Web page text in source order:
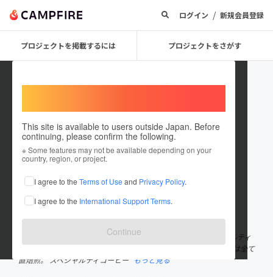
ログイン / 新規会員登録
プロジェクトを掲載するには プロジェクトをさがす
This site is available to users outside Japan. Before
continuing, please confirm the following.
※ Some features may not be available depending on your
country, region, or project.
I agree to the Terms of Use and Privacy Policy.
I agree to the International Support Terms.
Continue
Ayumu_iLevCOFFEE
これまでに2件のプロジェクトを投稿しています
在住国：日本 現在地：東京都
出身国：日本 出身地：東京都
iLev.COFFEE（アイリブコーヒー）と申します。 東京でスペシャルティ
コーヒー のネット通販を行なっています。 販売しているコーヒーは全て
直焙煎。 スペシャルティコーヒー もっと見る